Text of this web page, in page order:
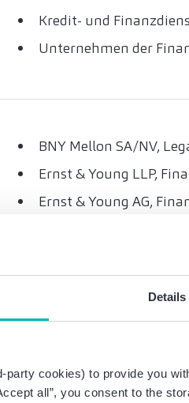
Details
party cookies) to provide you
all”, you consent to the
Kredit- und
Unternehmen der
BNY Mellon SA/NV,
Ernst & Young LLP,
Ernst & Young AG,
Bestellung zum
Diplom-Betriebswirt ,